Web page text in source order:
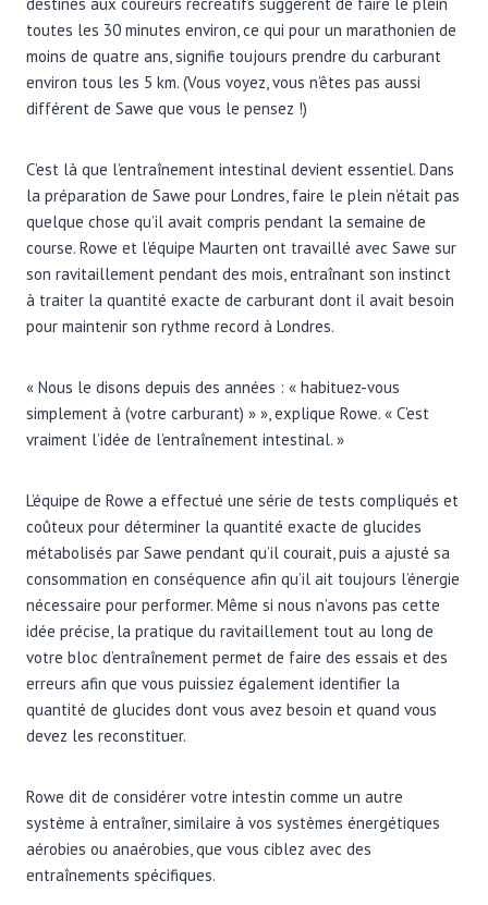
toutes les 30 minutes environ, ce qui pour un marathonien de
moins de quatre ans, signifie toujours prendre du carburant
environ tous les 5 km. (Vous voyez, vous n’êtes pas aussi
différent de Sawe que vous le pensez !)
C’est là que l’entraînement intestinal devient essentiel. Dans
la préparation de Sawe pour Londres, faire le plein n’était pas
quelque chose qu’il avait compris pendant la semaine de
course. Rowe et l’équipe Maurten ont travaillé avec Sawe sur
son ravitaillement pendant des mois, entraînant son instinct
à traiter la quantité exacte de carburant dont il avait besoin
pour maintenir son rythme record à Londres.
« Nous le disons depuis des années : « habituez-vous
simplement à (votre carburant) » », explique Rowe. « C’est
vraiment l’idée de l’entraînement intestinal. »
L’équipe de Rowe a effectué une série de tests compliqués et
coûteux pour déterminer la quantité exacte de glucides
métabolisés par Sawe pendant qu’il courait, puis a ajusté sa
consommation en conséquence afin qu’il ait toujours l’énergie
nécessaire pour performer. Même si nous n’avons pas cette
idée précise, la pratique du ravitaillement tout au long de
votre bloc d’entraînement permet de faire des essais et des
erreurs afin que vous puissiez également identifier la
quantité de glucides dont vous avez besoin et quand vous
devez les reconstituer.
Rowe dit de considérer votre intestin comme un autre
système à entraîner, similaire à vos systèmes énergétiques
aérobies ou anaérobies, que vous ciblez avec des
entraînements spécifiques.